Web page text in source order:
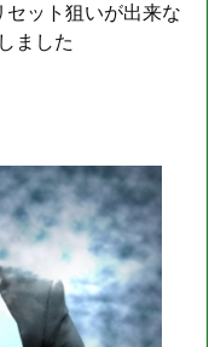
セット狙いが出来な
ました